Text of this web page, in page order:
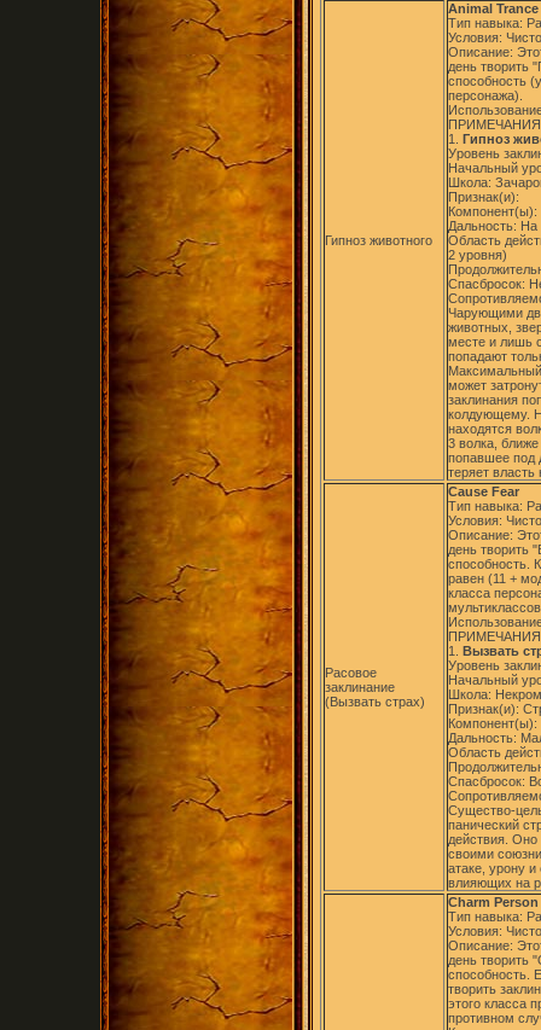
Гипноз животного
Animal Trance
Тип навыка:
Условия:
Описание:
день творить
способность
персонажа).
1. Гипноз
Уровень
Начальный
Школа:
Признак(и):
Компонент(ы):
Дальность: На
Область
2 уровня)
Спасбросок:
Чарующими
животных,
месте и лишь
попадают
может
заклинания
колдующему.
находятся
3 волка,
попавшее под
теряет власть
Расовое
заклинание
(Вызвать страх)
Cause Fear
Тип навыка:
Условия:
Описание:
день творить
способность.
равен (11 +
класса
1. Вызвать
Уровень
Начальный
Школа:
Признак(и):
Компонент(ы):
Дальность:
Область
Спасбросок:
Существо-
панический
действия. Оно
своими
атаке, урону
влияющих на
Charm Person
Тип навыка:
Условия:
Описание:
день творить
способность.
творить
этого класса
противном